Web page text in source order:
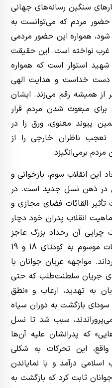
سنگین رسانه‌های جهانی
حضور مردم که می‌توانست به
همواره این حضور مردمی
نواخته است. این حقیقت
شهید استوار است که همواره
دست خداست و هدایت الهی
از همیشه رقم می‌زند. ایشان
مبعوث شدن مردم قرار
پیوند معنوی، ورق را در
ناظران خارجی را از
برمی‌انگیزد.
این انقلاب سوم، بازخوانی و
در ذهن نسل جدید است. در
القائات فضای مجازی و
انقلاب پدران خود دچار
چرایی آن رخداد بزرگ عاجز
می‌ماندند، وقایع اخیر و جریانات موسوم به کودتای 18 و 19
مواجهه عریان جوانان با
جریان سلطنت‌طلب که حتی
به تهدید، ارعاب و «نطق
بازگشت به دوران سیاه
سبب شد تا نسل
که پدرانشان علیه آن‌ها
این تحرکات به شکلی
اسلامی درآمد و با نمایاندن
ثابت کرد که بازگشت به